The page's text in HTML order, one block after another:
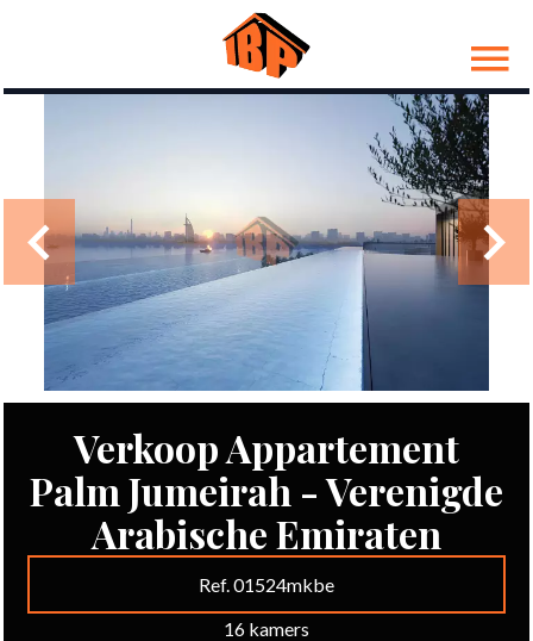
Verkoop Appartement
Palm Jumeirah - Verenigde
Arabische Emiraten
Ref. 01524mkbe
16 kamers